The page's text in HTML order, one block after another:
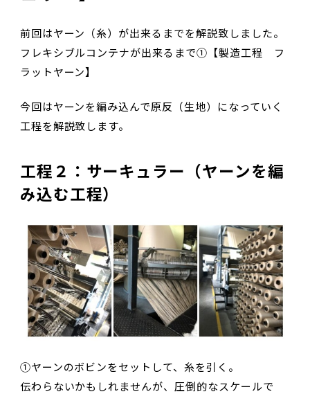
前回はヤーン（糸）が出来るまでを解説致しました。
フレキシブルコンテナが出来るまで①【製造工程 フ
ラットヤーン】
今回はヤーンを編み込んで原反（生地）になっていく
工程を解説致します。
工程２：サーキュラー（ヤーンを編
み込む工程）
①ヤーンのボビンをセットして、糸を引く。
伝わらないかもしれませんが、圧倒的なスケールで